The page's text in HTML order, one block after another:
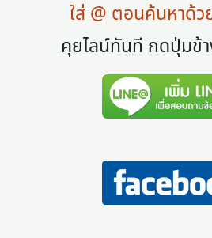
ใส่ @ ตอนค้นหาด้
คุยไลน์ทันที กดปุ่มข้า